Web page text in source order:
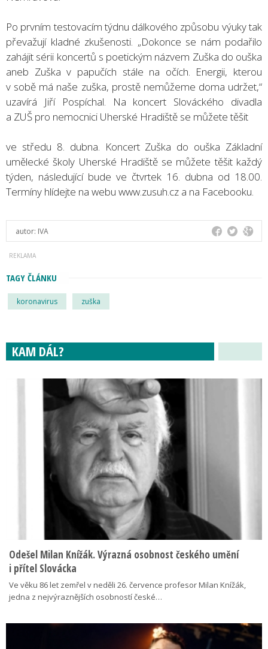
Po prvním testovacím týdnu dálkového způsobu výuky tak
převažují kladné zkušenosti. „Dokonce se nám podařilo
zahájit sérii koncertů s poetickým názvem Zuška do ouška
aneb Zuška v papučích stále na očích. Energii, kterou
v sobě má naše zuška, prostě nemůžeme doma udržet,“
uzavírá Jiří Pospíchal. Na koncert Slováckého divadla
a ZUŠ pro nemocnici Uherské Hradiště se můžete těšit
ve středu 8. dubna. Koncert Zuška do ouška Základní
umělecké školy Uherské Hradiště se můžete těšit každý
týden, následující bude ve čtvrtek 16. dubna od 18.00.
Termíny hlídejte na webu www.zusuh.cz a na Facebooku.
autor: IVA
TAGY ČLÁNKU
koronavirus zuška
KAM DÁL?
Odešel Milan Knížák. Výrazná osobnost českého umění
i přítel Slovácka
Ve věku 86 let zemřel v neděli 26. července profesor Milan Knížák,
jedna z nejvýraznějších osobností české…